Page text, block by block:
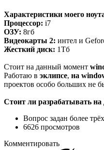
Характеристики моего
Процессор: i7
ОЗУ: 8гб
Видеокарты 2: интел и
Жесткий диск: 1Тб
Стоит на данный момент
Работаю в эклипсе, на
проектов особо больших не
Стоит ли разрабатывать
Вопрос задан более
6626 просмотров
Комментировать